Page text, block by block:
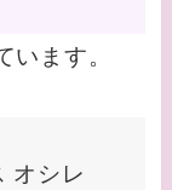
ます。
オシレ